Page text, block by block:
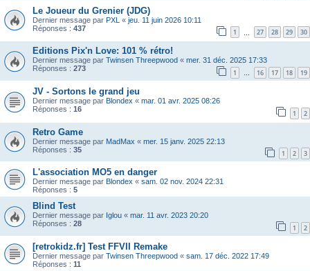
Le Joueur du Grenier (JDG)
Dernier message par PXL « jeu. 11 juin 2026 10:11
Réponses : 437 1 27 28 29 30
Editions Pix'n Love: 101 % rétro!
Dernier message par Twinsen Threepwood « mer. 31 déc. 2025 17:33
Réponses : 273 1 … 16 17 18 19
JV - Sortons le grand jeu
Dernier message par Blondex « mar. 01 avr. 2025 08:26
Réponses : 16 1 2
Retro Game
Dernier message par MadMax « mer. 15 janv. 2025 22:13
Réponses : 35 1 2 3
L'association MO5 en danger
Dernier message par Blondex « sam. 02 nov. 2024 22:31
Réponses : 5
Blind Test
Dernier message par Iglou « mar. 11 avr. 2023 20:20
Réponses : 28 1 2
[retrokidz.fr] Test FFVII Remake
Dernier message par Twinsen Threepwood « sam. 17 déc. 2022 17:49
Réponses : 11